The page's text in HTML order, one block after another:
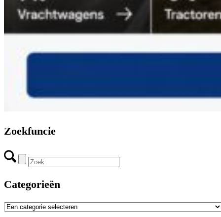
Zoekfuncie
Categorieën